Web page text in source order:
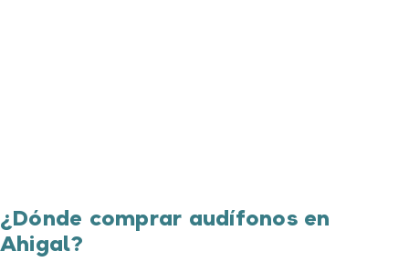
¿Dónde comprar audífonos en
Ahigal?